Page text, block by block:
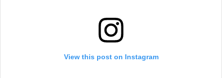
View this post on Instagram